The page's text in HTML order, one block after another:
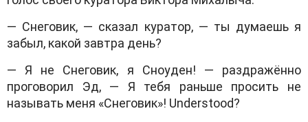
— Снеговик, — сказал куратор, — ты думаешь я
забыл, какой завтра день?
— Я не Снеговик, я Сноуден! — раздражённо
проговорил Эд, — Я тебя раньше просить не
называть меня «Снеговик»! Understооd?